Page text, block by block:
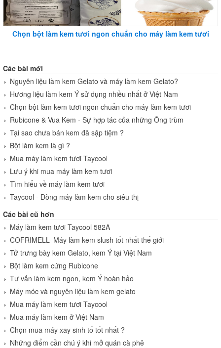
Chọn bột làm kem tươi ngon chuẩn cho máy làm kem tươi
Các bài mới
Nguyên liệu làm kem Gelato và máy làm kem Gelato?
Hương liệu làm kem Ý sử dụng nhiều nhất ở Việt Nam
Chọn bột làm kem tươi ngon chuẩn cho máy làm kem tươi
Rubicone & Vua Kem - Sự hợp tác của những Ông trùm
Tại sao chưa bán kem đã sập tiệm ?
Bột làm kem là gì ?
Mua máy làm kem tươi Taycool
Lưu ý khi mua máy làm kem tươi
Tìm hiểu về máy làm kem tươi
Taycool - Dòng máy làm kem cho siêu thị
Các bài cũ hơn
Máy làm kem tươi Taycool 582A
COFRIMELL- Máy làm kem slush tốt nhất thế giới
Tử trưng bày kem Gelato, kem Ý tại Việt Nam
Bột làm kem cứng Rubicone
Tư vấn làm kem ngon, kem Ý hoàn hảo
Máy móc và nguyên liệu làm kem gelato
Mua máy làm kem tươi Taycool
Mua máy làm kem ở Việt Nam
Chọn mua máy xay sinh tố tốt nhất ?
Những điểm cần chú ý khi mở quán cà phê